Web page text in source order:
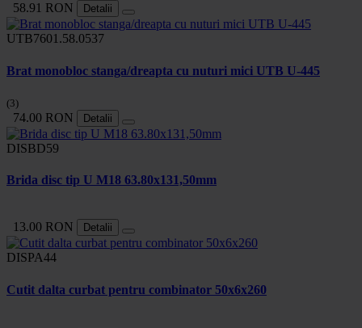
58.91 RON Detalii
UTB7601.58.0537
Brat monobloc stanga/dreapta cu nuturi mici UTB U-445
(3)
74.00 RON Detalii
DISBD59
Brida disc tip U M18 63.80x131,50mm
13.00 RON Detalii
DISPA44
Cutit dalta curbat pentru combinator 50x6x260